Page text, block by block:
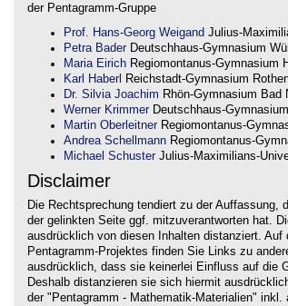
der Pentagramm-Gruppe
Prof. Hans-Georg Weigand Julius-
Petra Bader Deutschhaus-Gymnasium
Maria Eirich Regiomontanus-Gymnasium
Karl Haberl
Reichstadt-Gymnasium
Dr. Silvia Joachim Rhön-Gymnasium Bad
Werner Krimmer Deutschhaus-
Martin Oberleitner Regiomontanus-
Andrea Schellmann Regiomontanus-
Michael Schuster Julius-Maximilians-
Disclaimer
Die Rechtsprechung tendiert zu der
der gelinkten Seite ggf. mitzuverantworten hat.
ausdrücklich von diesen Inhalten distanziert.
Pentagramm-Projektes finden Sie Links zu
ausdrücklich, dass sie keinerlei Einfluss auf die
Deshalb distanzieren sie sich hiermit
der "Pentagramm - Mathematik-Materialien"